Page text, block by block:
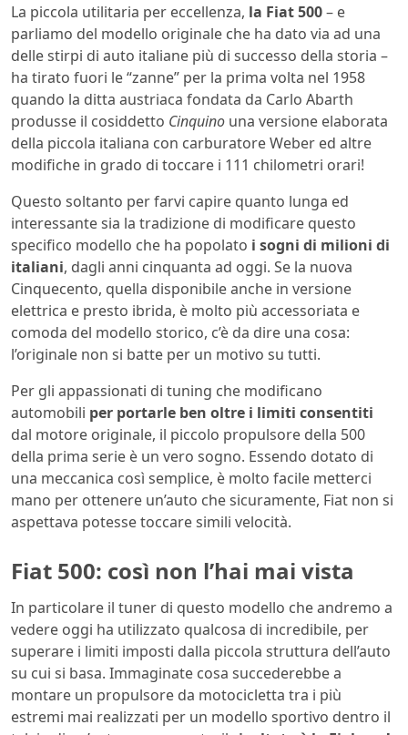
La piccola utilitaria per eccellenza, la Fiat 500– e
parliamo del modello originale che ha dato via ad una
delle stirpi di auto italiane più di successo della storia –
ha tirato fuori le “zanne” per la prima volta nel 1958
quando la ditta austriaca fondata da Carlo Abarth
produsse il cosiddetto Cinquino una versione elaborata
della piccola italiana con carburatore Weber ed altre
modifiche in grado di toccare i 111 chilometri orari!
Questo soltanto per farvi capire quanto lunga ed
interessante sia la tradizione di modificare questo
specifico modello che ha popolato i sogni di milioni di
italiani, dagli anni cinquanta ad oggi. Se la nuova
Cinquecento, quella disponibile anche in versione
elettrica e presto ibrida, è molto più accessoriata e
comoda del modello storico, c’è da dire una cosa:
l’originale non si batte per un motivo su tutti.
Per gli appassionati di tuning che modificano
automobili per portarle ben oltre i limiti consentiti
dal motore originale, il piccolo propulsore della 500
della prima serie è un vero sogno. Essendo dotato di
una meccanica così semplice, è molto facile metterci
mano per ottenere un’auto che sicuramente, Fiat non si
aspettava potesse toccare simili velocità.
Fiat 500: così non l’hai mai vista
In particolare il tuner di questo modello che andremo a
vedere oggi ha utilizzato qualcosa di incredibile, per
superare i limiti imposti dalla piccola struttura dell’auto
su cui si basa. Immaginate cosa succederebbe a
montare un propulsore da motocicletta tra i più
estremi mai realizzati per un modello sportivo dentro il